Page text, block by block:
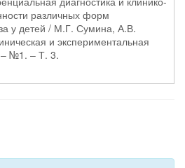
различных форм
у детей / М.Г. Сумина, А.В.
и экспериментальная
– №1. – Т. 3.